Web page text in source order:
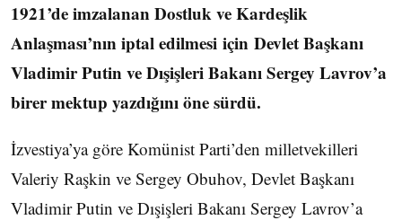
1921’de imzalanan Dostluk ve Kardeşlik
Anlaşması’nın iptal edilmesi için Devlet Başkanı
Vladimir Putin ve Dışişleri Bakanı Sergey Lavrov’a
birer mektup yazdığını öne sürdü.
İzvestiya’ya göre Komünist Parti’den milletvekilleri
Valeriy Raşkin ve Sergey Obuhov, Devlet Başkanı
Vladimir Putin ve Dışişleri Bakanı Sergey Lavrov’a